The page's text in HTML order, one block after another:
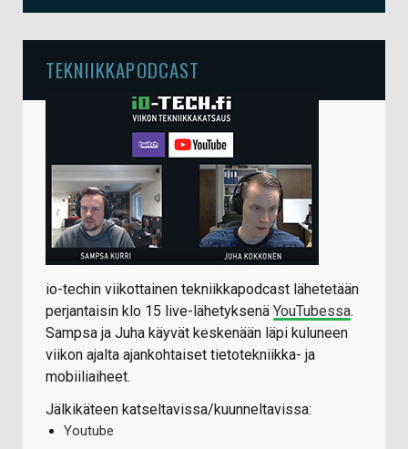
TEKNIIKKAPODCAST
io-techin viikottainen tekniikkapodcast lähetetään
perjantaisin klo 15 live-lähetyksenä YouTubessa.
Sampsa ja Juha käyvät keskenään läpi kuluneen
viikon ajalta ajankohtaiset tietotekniikka- ja
mobiiliaiheet.
Jälkikäteen katseltavissa/kuunneltavissa:
Youtube